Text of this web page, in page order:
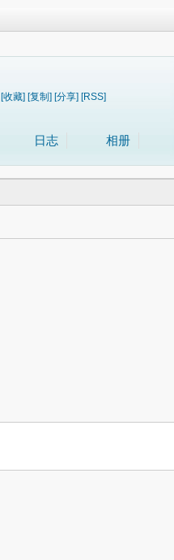
[收藏] [复制] [分享] [RSS]
日志 相册